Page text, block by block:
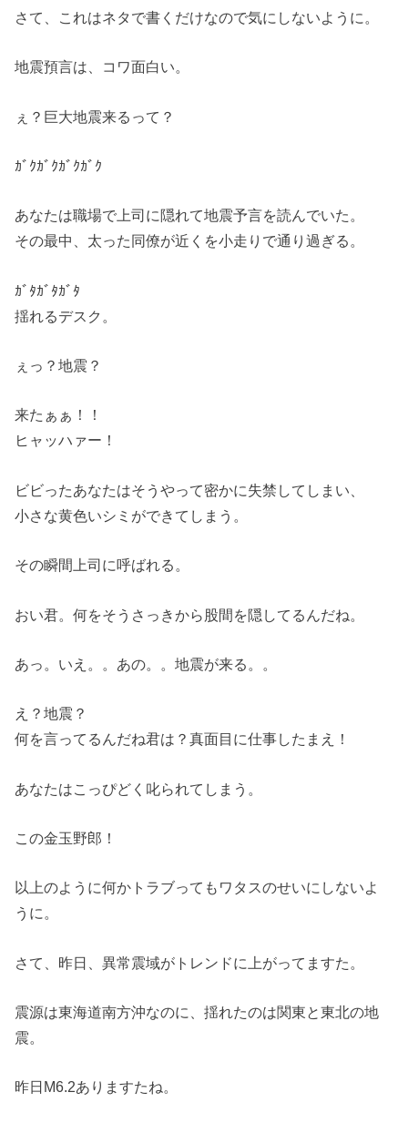
さて、これはネタで書くだけなので気にしないように。
地震預言は、コワ面白い。
ぇ？巨大地震来るって？
ｶﾞｸｶﾞｸｶﾞｸｶﾞｸ
あなたは職場で上司に隠れて地震予言を読んでいた。
その最中、太った同僚が近くを小走りで通り過ぎる。
ｶﾞﾀｶﾞﾀｶﾞﾀ
揺れるデスク。
ぇっ？地震？
来たぁぁ！！
ヒャッハァー！
ビビったあなたはそうやって密かに失禁してしまい、
小さな黄色いシミができてしまう。
その瞬間上司に呼ばれる。
おい君。何をそうさっきから股間を隠してるんだね。
あっ。いえ。。あの。。地震が来る。。
え？地震？
何を言ってるんだね君は？真面目に仕事したまえ！
あなたはこっぴどく叱られてしまう。
この金玉野郎！
以上のように何かトラブってもワタスのせいにしないよ
うに。
さて、昨日、異常震域がトレンドに上がってますた。
震源は東海道南方沖なのに、揺れたのは関東と東北の地
震。
昨日M6.2ありますたね。